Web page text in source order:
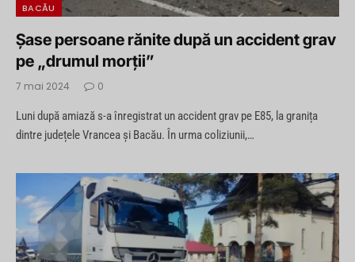
BACĂU
Șase persoane rănite după un accident grav
pe „drumul morții”
7 mai 2024 0
Luni după amiază s-a înregistrat un accident grav pe E85, la granița
dintre județele Vrancea și Bacău. În urma coliziunii,…